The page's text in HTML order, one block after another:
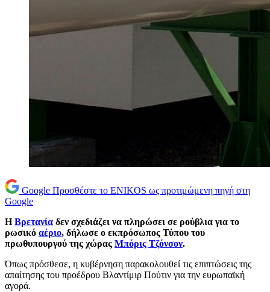
Google Προσθέστε το ENIKOS ως προτιμώμενη πηγή στη
Google
ΗΒρετανία δεν σχεδιάζει να πληρώσει σε ρούβλια για το
ρωσικό αέριο, δήλωσε ο εκπρόσωπος Τύπου του
πρωθυπουργού της χώρας Μπόρις Τζόνσον.
Όπως πρόσθεσε, η κυβέρνηση παρακολουθεί τις επιπτώσεις της
απαίτησης του προέδρου Βλαντίμιρ Πούτιν για την ευρωπαϊκή
αγορά.